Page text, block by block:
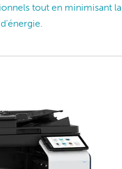
tout en minimisant la